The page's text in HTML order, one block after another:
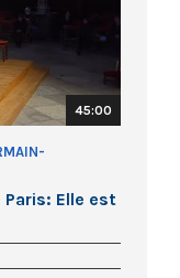
45:00
Elle est